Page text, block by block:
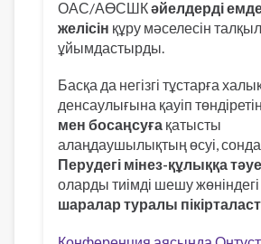
ОАС/АӨСШКәйелдерді
желісін құру мәселесін
ұйымдастырды.
Басқа да негізгі тұстарға
денсаулығына қауіп төндіретін
мен босаңсуға қатысты
алаңдаушылықтың өсуі,
Перудегі мінез-құлыққа
оларды тиімді шешу
шаралар туралы